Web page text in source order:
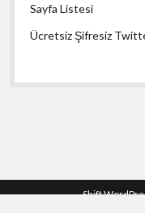
Sayfa Listesi
Ücretsiz Şifresiz
Shift